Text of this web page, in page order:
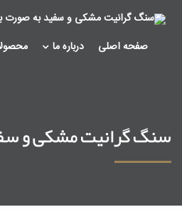
صفحه اصلی درباره ما
سنگ گرانیت مشکی و